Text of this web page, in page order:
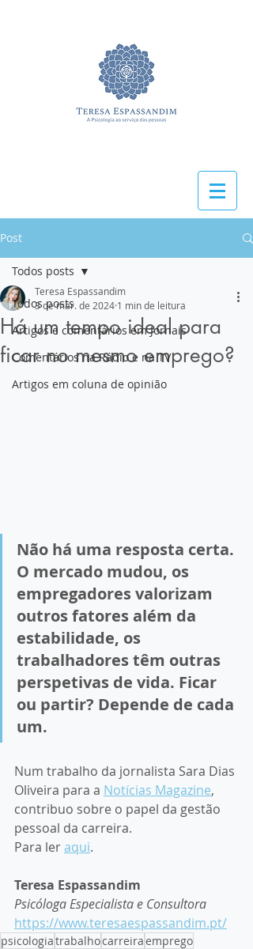
Post
Todos posts
Artigos e comentários em Jornais
Comentários na Rádio e na TV
Artigos em coluna de opinião
Todos posts
Há um tempo ideal para
ficar no mesmo emprego?
Teresa Espassandim
3 de mar. de 2024 1 min de leitura
Não há uma resposta certa.
O mercado mudou, os
empregadores valorizam
outros fatores além da
estabilidade, os
trabalhadores têm outras
perspetivas de vida. Ficar
ou partir? Depende de cada
um.
Num trabalho da jornalista Sara Dias
Oliveira para a Notícias Magazine,
contribuo sobre o papel da gestão
pessoal da carreira.
Para ler aqui.
Teresa Espassandim
Psicóloga Especialista e Consultora
https://www.teresaespassandim.pt/
psicologiatrabalhocarreiraemprego